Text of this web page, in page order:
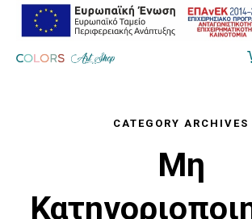
CATEGORY ARCHIVES
Μη